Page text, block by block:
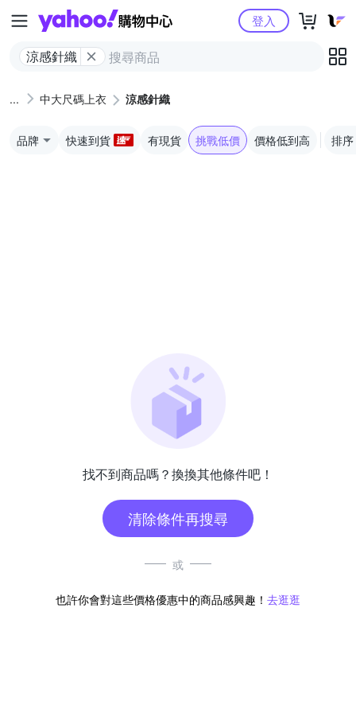
Yahoo購物中心
涼感針織
登入
中大尺碼上衣 涼感針織
品牌 快速到貨 有現貨 挑戰低價 價格低到高 排序
找不到商品嗎？換換其他條件吧！
清除條件再搜尋
或
也許你會對這些價格優惠中的商品感興趣！ 去逛逛